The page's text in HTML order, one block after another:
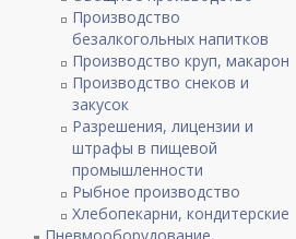
Производство
безалкогольных напитков
Производство круп, макарон
Производство снеков и
закусок
Разрешения, лицензии и
штрафы в пищевой
промышленности
Рыбное производство
Хлебопекарни, кондитерские